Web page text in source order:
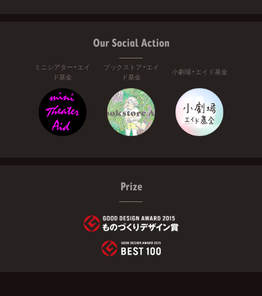
Our Social Action
ミニシアター・エイ
ド基金
ブックストア・エイ
ド基金
小劇場・エイド基金
Prize